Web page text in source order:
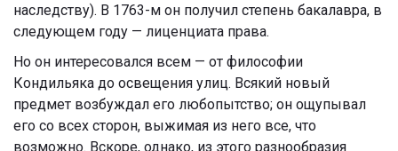
наследству). В 1763-м он получил степень бакалавра, в
следующем году — лиценциата права.
Но он интересовался всем — от философии
Кондильяка до освещения улиц. Всякий новый
предмет возбуждал его любопытство; он ощупывал
его со всех сторон, выжимая из него все, что
возможно. Вскоре, однако, из этого разнообразия